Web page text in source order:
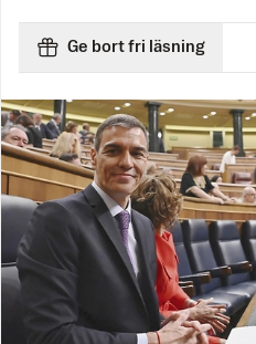
Ge bort fri läsning